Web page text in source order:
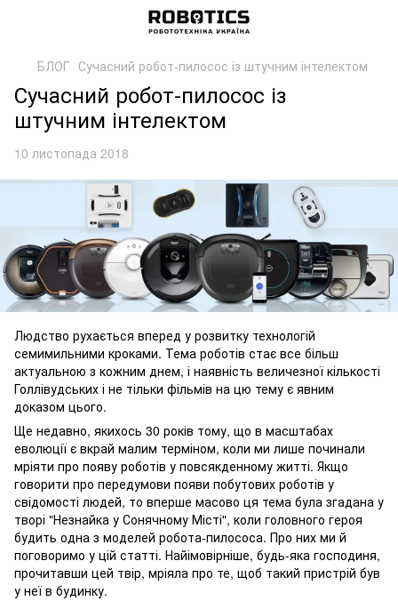
БЛОГ Сучасний робот-пилосос із штучним інтелектом
Сучасний робот-пилосос із
штучним інтелектом
10 листопада 2018
Людство рухається вперед у розвитку технологій
семимильними кроками. Тема роботів стає все більш
актуальною з кожним днем, і наявність величезної кількості
Голлівудських і не тільки фільмів на цю тему є явним
доказом цього.
Ще недавно, якихось 30 років тому, що в масштабах
еволюції є вкрай малим терміном, коли ми лише починали
мріяти про появу роботів у повсякденному житті. Якщо
говорити про передумови появи побутових роботів у
свідомості людей, то вперше масово ця тема була згадана у
творі "Незнайка у Сонячному Місті", коли головного героя
будить одна з моделей робота-пилососа. Про них ми й
поговоримо у цій статті. Найімовірніше, будь-яка господиня,
прочитавши цей твір, мріяла про те, щоб такий пристрій був
у неї в будинку.